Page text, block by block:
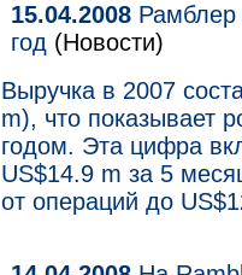
15.04.2008
год (Новости)
Выручка в 2007
m), что показывает
годом. Эта цифра
US$14.9 m за 5
от операций до